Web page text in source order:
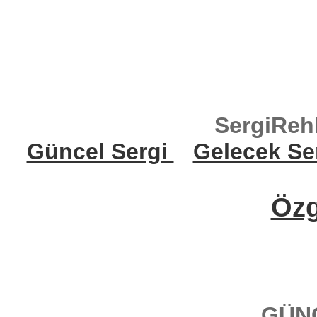
Güncel Sergi
Gelecek